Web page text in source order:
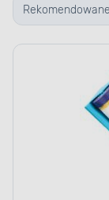
Rekomendowane